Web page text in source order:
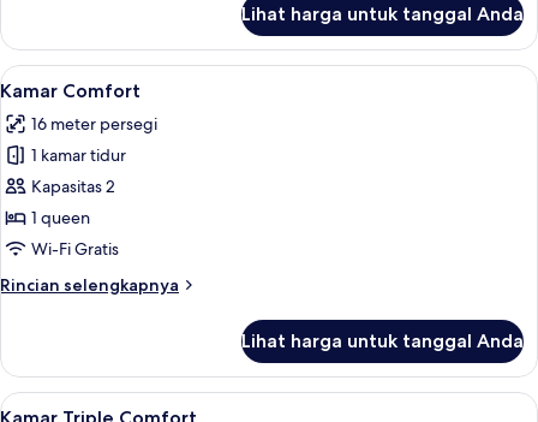
300m
from
the
hotel
2
bedroom
apartment
6
people,
300m
from
the
hotel
Lihat harga untuk tanggal Anda
Lihat
semua
foto
untuk
Kamar
Comfort
Seprai premium, brankas, meja kerja,
10
Kamar Comfort
16 meter persegi
1 kamar tidur
Kapasitas 2
1 queen
Wi-Fi Gratis
Rincian selengkapnya
Rincian
Kamar
Comfort
Lihat harga untuk tanggal Anda
Lihat
Kamar Triple Comfort | Seprai
6
Kamar Triple Comfort